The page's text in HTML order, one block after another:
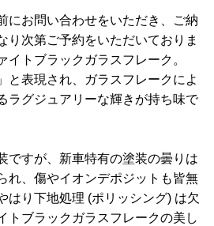
にお問い合わせをいただき、ご納
り次第ご予約をいただいておりま
イトブラックガラスフレーク。
と表現され、ガラスフレークによ
ラグジュアリーな輝きが持ち味で
ですが、新車特有の塗装の曇りは
れ、傷やイオンデポジットも皆無
はり下地処理 (ポリッシング) は欠
トブラックガラスフレークの美し